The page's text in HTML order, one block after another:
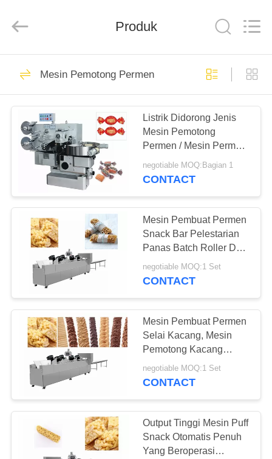
RUMAH
PRODUK
TENTANG
KAMI
TUR
PABRIK
KONTROL
KUALITAS
HUBUNGI
KAMI
PERMINTAAN
PENAWARAN
SITEMAP
Jalur Produksi
Permen
Lini Produksi
Cokelat
46
Lini Produksi
Makanan Ringan
30
Produk
Mesin Pemotong Permen
Listrik Didorong Jenis
Mesin Pemotong
Permen / Mesin Permen
Karet
negotiable MOQ:Bagian 1
CONTACT
Mesin Pembuat Permen
Snack Bar Pelestarian
Panas Batch Roller Dan
Rope Sizer
negotiable MOQ:1 Set
CONTACT
Mesin Pembuat Permen
Selai Kacang, Mesin
Pemotong Kacang
Rapuh
negotiable MOQ:1 Set
CONTACT
Output Tinggi Mesin Puff
Snack Otomatis Penuh
Yang Beroperasi